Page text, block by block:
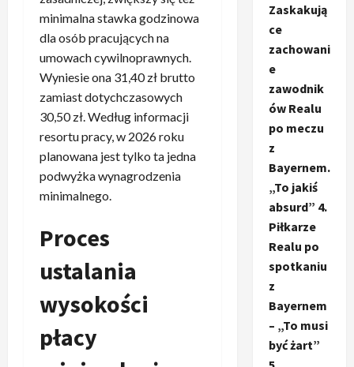
minimalna stawka godzinowa
dla osób pracujących na
umowach cywilnoprawnych.
Wyniesie ona 31,40 zł brutto
zamiast dotychczasowych
30,50 zł. Według informacji
resortu pracy, w 2026 roku
planowana jest tylko ta jedna
podwyżka wynagrodzenia
minimalnego.
Proces
ustalania
wysokości
płacy
Zaskakują
ce
zachowani
e
zawodnik
ów Realu
po meczu
z
Bayernem.
„To jakiś
absurd” 4.
Piłkarze
Realu po
spotkaniu
z
Bayernem
– „To musi
być żart”